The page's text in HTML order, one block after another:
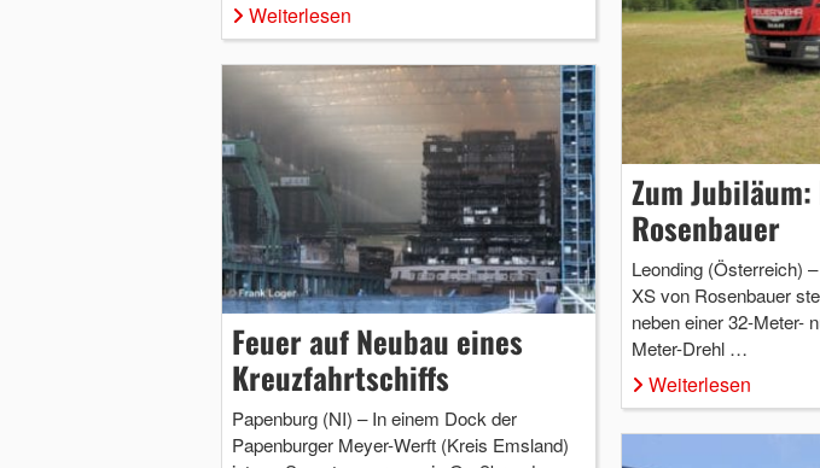
Weiterlesen
Feuer auf Neubau eines
Kreuzfahrtschiffs
Papenburg (NI) – In einem Dock der
Papenburger Meyer-Werft (Kreis Emsland)
Zum
Rosenbauer
Leonding (Österreich)
XS von Rosenbauer
neben einer 32-Meter-
Meter-Drehl …
Weiterlesen